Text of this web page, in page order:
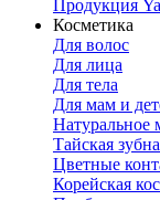
Продукция
Косметика
Для волос
Для лица
Для тела
Для мам и
Натуральное
Тайская
Цветные
Корейская